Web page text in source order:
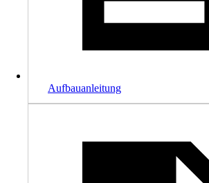
Aufbauanleitung